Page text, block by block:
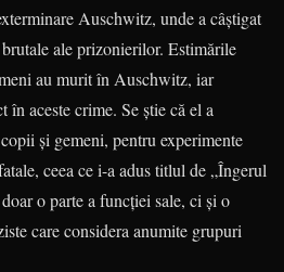
Auschwitz, unde a câștigat
ale prizonierilor. Estimările
au murit în Auschwitz, iar
aceste crime. Se știe că el a
și gemeni, pentru experimente
ceea ce i-a adus titlul de „Îngerul
o parte a funcției sale, ci și o
care considera anumite grupuri